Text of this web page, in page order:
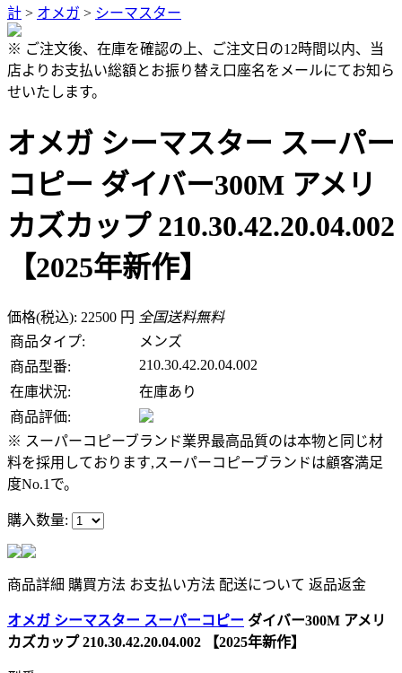
計 > オメガ > シーマスター
※ ご注文後、在庫を確認の上、ご注文日の12時間以内、当
店よりお支払い総額とお振り替え口座名をメールにてお知ら
せいたします。
オメガ シーマスター スーパー
コピー ダイバー300M アメリ
カズカップ 210.30.42.20.04.002
【2025年新作】
価格(税込): 22500 円 全国送料無料
商品タイプ:
メンズ
商品型番:
210.30.42.20.04.002
在庫状況:
在庫あり
商品評価:
※ スーパーコピーブランド業界最高品質のは本物と同じ材
料を採用しております,スーパーコピーブランドは顧客満足
度No.1で。
購入数量:
商品詳細 購買方法 お支払い方法 配送について 返品返金
オメガ シーマスター スーパーコピー ダイバー300M アメリ
カズカップ 210.30.42.20.04.002 【2025年新作】